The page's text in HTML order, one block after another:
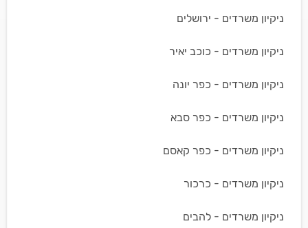
ניקיון משרדים - ירושלים
ניקיון משרדים - כוכב יאיר
ניקיון משרדים - כפר יונה
ניקיון משרדים - כפר סבא
ניקיון משרדים - כפר קאסם
ניקיון משרדים - כרכור
ניקיון משרדים - להבים